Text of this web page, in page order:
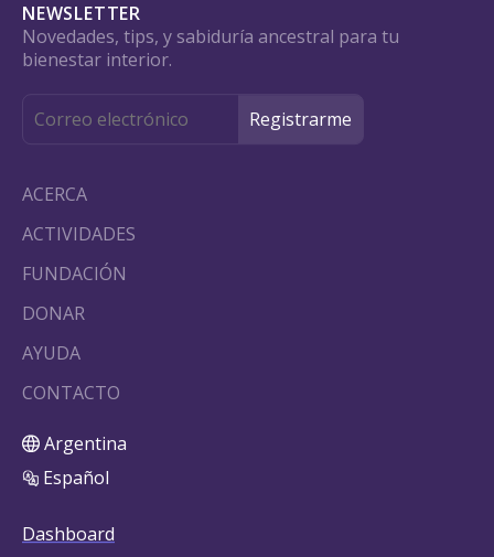
NEWSLETTER
Novedades, tips, y sabiduría ancestral para tu
bienestar interior.
ACERCA
ACTIVIDADES
FUNDACIÓN
DONAR
AYUDA
CONTACTO
Argentina
Español
Dashboard